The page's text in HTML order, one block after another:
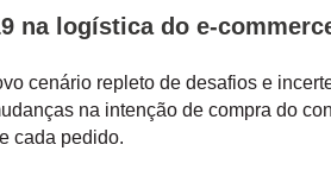
na logística do e-
cenário repleto de desafios e
na intenção de compra do
cada pedido.